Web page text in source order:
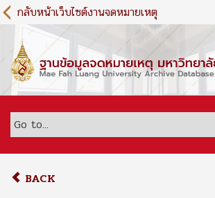
S
k
m
c
กลับหน้าเว็บไซต์งานจดหมายเหตุ
BACK